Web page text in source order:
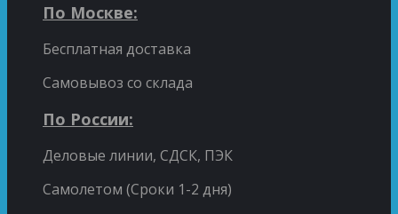
По Москве:
Бесплатная доставка
Самовывоз со склада
По России:
Деловые линии, СДСК, ПЭК
Самолетом (Сроки 1-2 дня)